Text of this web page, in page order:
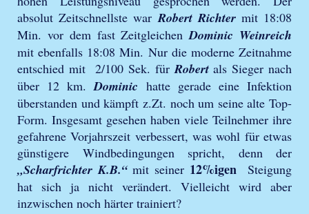
absolut Zeitschnellste warRobert Richtermit 18:08
Min. vor dem fast ZeitgleichenDominic Weinreich
mit ebenfalls 18:08 Min. Nur die moderne Zeitnahme
entschied mit 2/100 Sek. fürRobertals Sieger nach
über 12 km.Dominic hatte gerade eine Infektion
überstanden und kämpft z.Zt. noch um seine alte Top-
Form. Insgesamt gesehen haben viele Teilnehmer ihre
gefahrene Vorjahrszeit verbessert, was wohl für etwas
günstigere Windbedingungen spricht, denn der
„Scharfrichter K.B.“mit seiner 12%igenSteigung
hat sich ja nicht verändert. Vielleicht wird aber
inzwischen noch härter trainiert?